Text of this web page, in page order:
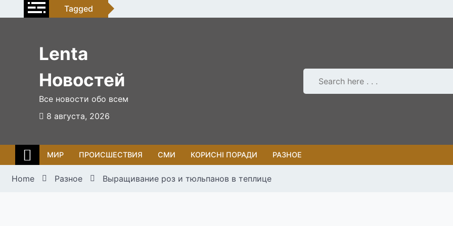
to
Tagged
Lenta
Новостей
Все новости обо всем
8 августа, 2026
МИР ПРОИСШЕСТВИЯ СМИ КОРИСНІ ПОРАДИ РАЗНОЕ
Home Разное Выращивание роз и тюльпанов в теплице